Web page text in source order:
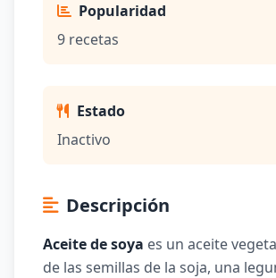
Popularidad
9 recetas
Estado
Inactivo
Descripción
Aceite de soya es un aceite
de las semillas de la soja, una